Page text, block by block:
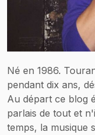
Né en 1986.
pendant dix ans,
Au départ ce blog
parlais de tout et
temps, la musique